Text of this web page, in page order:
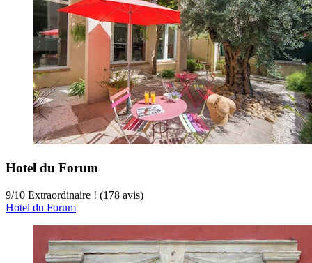
Hotel du Forum
9/10 Extraordinaire ! (178 avis)
Hotel du Forum